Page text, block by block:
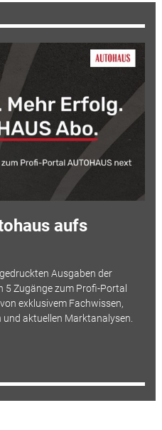
aufs
Ausgaben der
5 Zugänge zum Profi-Portal
exklusivem Fachwissen,
aktuellen Marktanalysen.